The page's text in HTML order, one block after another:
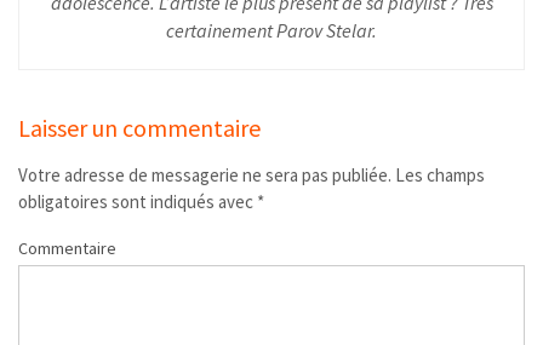
certainement Parov Stelar.
Laisser un commentaire
Votre adresse de messagerie ne sera pas publiée. Les champs
obligatoires sont indiqués avec *
Commentaire